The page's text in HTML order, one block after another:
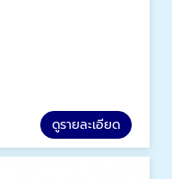
ดูรายละเอียด